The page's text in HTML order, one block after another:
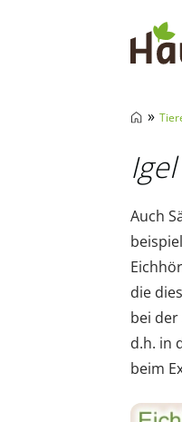
»
Igel
Auch
die
bei
d.h. in
beim